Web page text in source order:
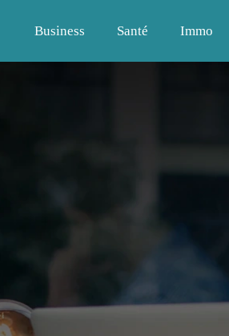
Business Santé Immo